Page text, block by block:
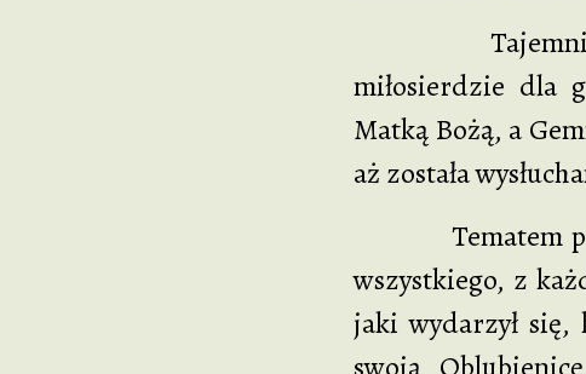
Tajemnica
miłosierdzie dla
Matką Bożą, a
aż została
Tematem
wszystkiego, z
jaki wydarzył